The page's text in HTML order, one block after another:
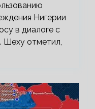
Нигерии
в диалоге с
Шеху отметил,